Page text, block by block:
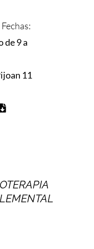
de 9 a
11